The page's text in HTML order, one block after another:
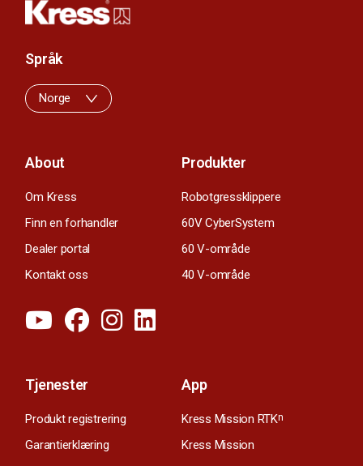
About
Om Kress
Finn en forhandler
Dealer portal
Kontakt oss
Produkter
Robotgressklippere
60V CyberSystem
60 V-område
40 V-område
Tjenester
Produkt registrering
Garantierklæring
App
Kress Mission RTKn
Kress Mission
Språk
Norge